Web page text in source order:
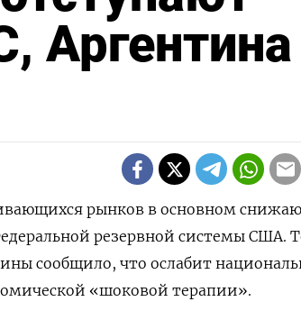
Аргентина
рынков в основном
резервной системы США.
сообщило, что ослабит
«шоковой терапии».